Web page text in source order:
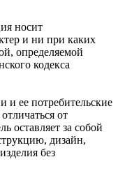
носит
и ни при каких
определяемой
кодекса
и ее потребительские
от
оставляет за собой
дизайн,
без